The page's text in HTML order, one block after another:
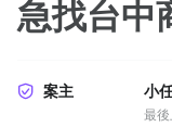
急找台中
案主 小
最